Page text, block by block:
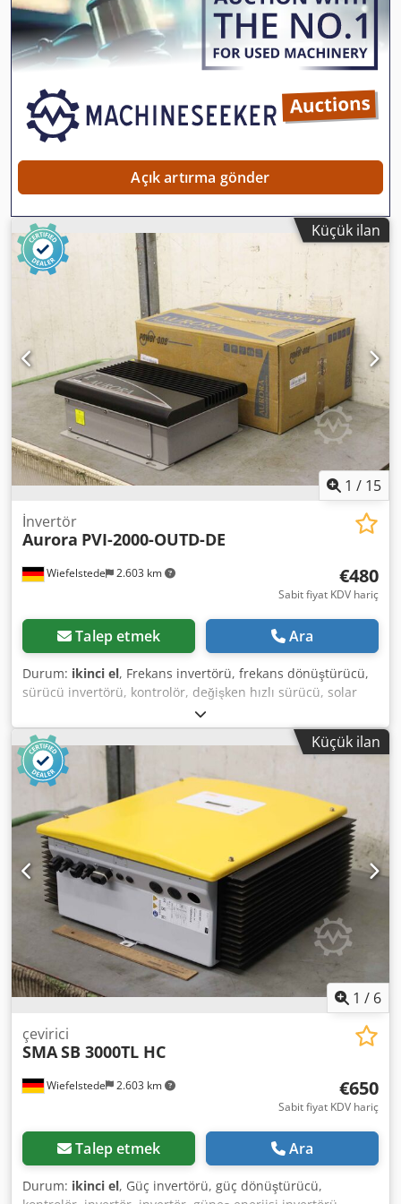
0,5 kg/adet.
Açık artırma gönder
Küçük ilan
1 / 15
Wiefelstede 2.603 km
İnvertör
Aurora PVI-2000-OUTD-DE
€480
Sabit fiyat KDV hariç
Talep etmek Ara
Durum: ikinci el, Frekans invertörü, frekans dönüştürücü,
sürücü invertörü, kontrolör, değişken hızlı sürücü, solar
kablo -Üretici:Aurora, Stok tasfiyesinden kullanılmamış PV
invertör Ovp -Tür: PVI-2000-OUTD-DE -Maks. Sürekli çıkış
gücü: 2000 W -Fiyat: parça başına -Sayı: 26 adet
Csdpjfdxqvsfx Ak Teha -Boyutlar: 420 x 310 x 144 mm -
Ağırlık: 12 kg/her biri
Küçük ilan
1 / 6
Wiefelstede 2.603 km
çevirici
SMASB 3000TL HC
€650
Sabit fiyat KDV hariç
Talep etmek Ara
Durum: ikinci el, Güç invertörü, güç dönüştürücü,